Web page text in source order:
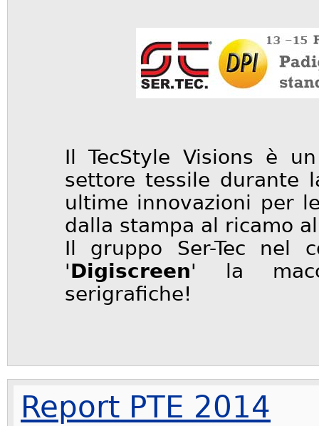
Il TecStyle Visions è
settore tessile durante
ultime innovazioni per
dalla stampa al ricamo
Il gruppo Ser-Tec nel
'Digiscreen' la
serigrafiche!
Report PTE 2014